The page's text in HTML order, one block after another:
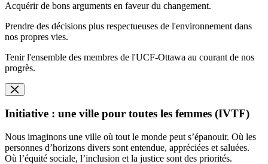
Acquérir de bons arguments en faveur du changement.
Prendre des décisions plus respectueuses de l'environnement dans
nos propres vies.
Tenir l'ensemble des membres de l'UCF-Ottawa au courant de nos
progrès.
Initiative : une ville pour toutes les femmes (IVTF)
Nous imaginons une ville où tout le monde peut s’épanouir. Où les
personnes d’horizons divers sont entendue, appréciées et saluées.
Où l’équité sociale, l’inclusion et la justice sont des priorités.